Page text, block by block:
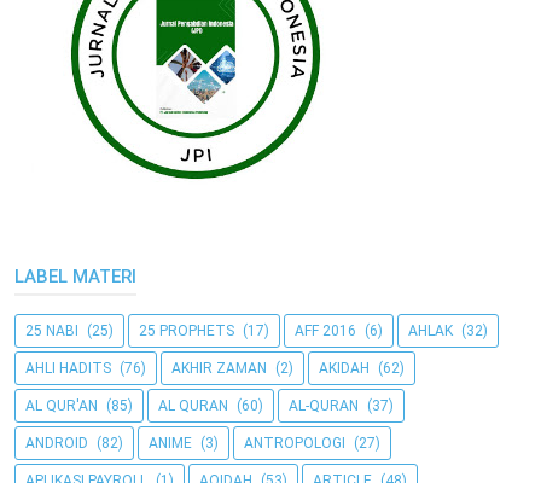
LABEL MATERI
25 NABI (25) 25 PROPHETS (17) AFF 2016 (6) AHLAK (32)
AHLI HADITS (76) AKHIR ZAMAN (2) AKIDAH (62)
AL QUR'AN (85) AL QURAN (60) AL-QURAN (37)
ANDROID (82) ANIME (3) ANTROPOLOGI (27)